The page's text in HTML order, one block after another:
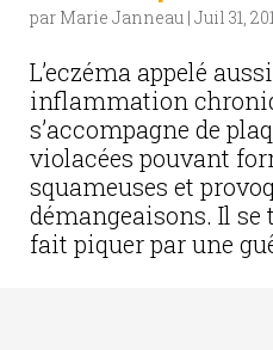
par Marie Janneau | Juil 31,
L’eczéma appelé
inflammation
s’accompagne de
violacées pouvant
squameuses et
démangeaisons. Il se
fait piquer par une